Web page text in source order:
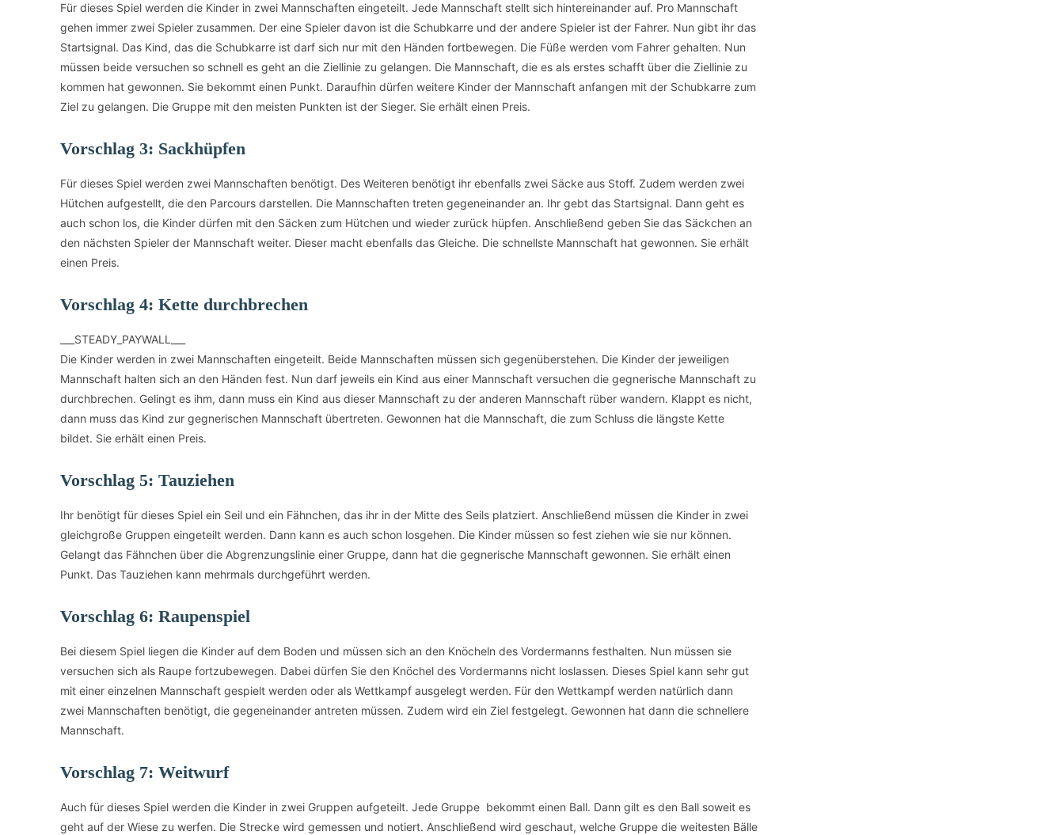
Für dieses Spiel werden die Kinder in zwei Mannschaften eingeteilt. Jede Mannschaft stellt sich hintereinander auf. Pro Mannschaft
gehen immer zwei Spieler zusammen. Der eine Spieler davon ist die Schubkarre und der andere Spieler ist der Fahrer. Nun gibt ihr das
Startsignal. Das Kind, das die Schubkarre ist darf sich nur mit den Händen fortbewegen. Die Füße werden vom Fahrer gehalten. Nun
müssen beide versuchen so schnell es geht an die Ziellinie zu gelangen. Die Mannschaft, die es als erstes schafft über die Ziellinie zu
kommen hat gewonnen. Sie bekommt einen Punkt. Daraufhin dürfen weitere Kinder der Mannschaft anfangen mit der Schubkarre zum
Ziel zu gelangen. Die Gruppe mit den meisten Punkten ist der Sieger. Sie erhält einen Preis.
Vorschlag 3: Sackhüpfen
Für dieses Spiel werden zwei Mannschaften benötigt. Des Weiteren benötigt ihr ebenfalls zwei Säcke aus Stoff. Zudem werden zwei
Hütchen aufgestellt, die den Parcours darstellen. Die Mannschaften treten gegeneinander an. Ihr gebt das Startsignal. Dann geht es
auch schon los, die Kinder dürfen mit den Säcken zum Hütchen und wieder zurück hüpfen. Anschließend geben Sie das Säckchen an
den nächsten Spieler der Mannschaft weiter. Dieser macht ebenfalls das Gleiche. Die schnellste Mannschaft hat gewonnen. Sie erhält
einen Preis.
Vorschlag 4: Kette durchbrechen
___STEADY_PAYWALL___
Die Kinder werden in zwei Mannschaften eingeteilt. Beide Mannschaften müssen sich gegenüberstehen. Die Kinder der jeweiligen
Mannschaft halten sich an den Händen fest. Nun darf jeweils ein Kind aus einer Mannschaft versuchen die gegnerische Mannschaft zu
durchbrechen. Gelingt es ihm, dann muss ein Kind aus dieser Mannschaft zu der anderen Mannschaft rüber wandern. Klappt es nicht,
dann muss das Kind zur gegnerischen Mannschaft übertreten. Gewonnen hat die Mannschaft, die zum Schluss die längste Kette
bildet. Sie erhält einen Preis.
Vorschlag 5: Tauziehen
Ihr benötigt für dieses Spiel ein Seil und ein Fähnchen, das ihr in der Mitte des Seils platziert. Anschließend müssen die Kinder in zwei
gleichgroße Gruppen eingeteilt werden. Dann kann es auch schon losgehen. Die Kinder müssen so fest ziehen wie sie nur können.
Gelangt das Fähnchen über die Abgrenzungslinie einer Gruppe, dann hat die gegnerische Mannschaft gewonnen. Sie erhält einen
Punkt. Das Tauziehen kann mehrmals durchgeführt werden.
Vorschlag 6: Raupenspiel
Bei diesem Spiel liegen die Kinder auf dem Boden und müssen sich an den Knöcheln des Vordermanns festhalten. Nun müssen sie
versuchen sich als Raupe fortzubewegen. Dabei dürfen Sie den Knöchel des Vordermanns nicht loslassen. Dieses Spiel kann sehr gut
mit einer einzelnen Mannschaft gespielt werden oder als Wettkampf ausgelegt werden. Für den Wettkampf werden natürlich dann
zwei Mannschaften benötigt, die gegeneinander antreten müssen. Zudem wird ein Ziel festgelegt. Gewonnen hat dann die schnellere
Mannschaft.
Vorschlag 7: Weitwurf
Auch für dieses Spiel werden die Kinder in zwei Gruppen aufgeteilt. Jede Gruppe bekommt einen Ball. Dann gilt es den Ball soweit es
geht auf der Wiese zu werfen. Die Strecke wird gemessen und notiert. Anschließend wird geschaut, welche Gruppe die weitesten Bälle